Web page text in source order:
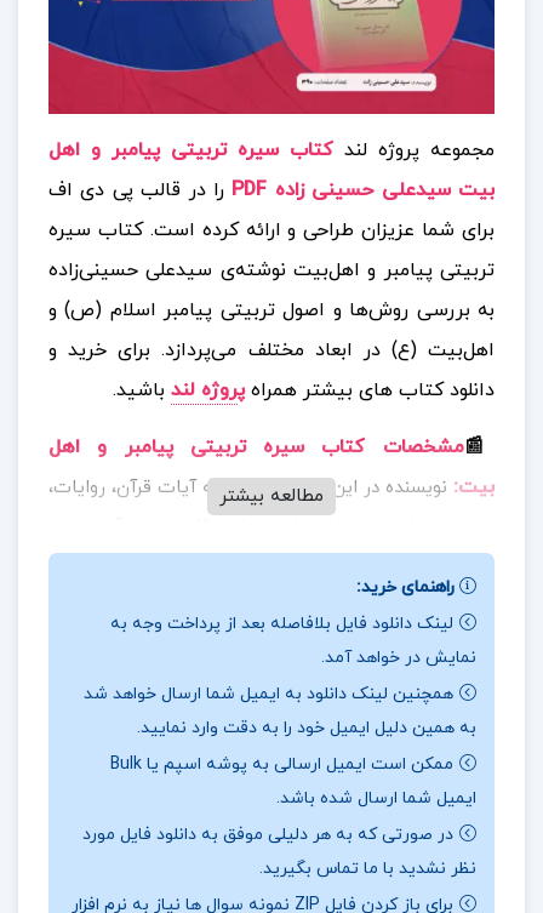
مجموعه پروژه لند کتاب سیره تربیتی پیامبر و اهل
بیت سیدعلی حسینی زاده PDF
را در قالب پی دی اف
برای شما عزیزان طراحی و ارائه کرده است. کتاب سیره
تربیتی پیامبر و اهل‌بیت نوشته‌ی سیدعلی حسینی‌زاده
به بررسی روش‌ها و اصول تربیتی پیامبر اسلام (ص) و
اهل‌بیت (ع) در ابعاد مختلف می‌پردازد. برای خرید و
دانلود کتاب های بیشتر همراهپروژه لند باشید.
📰مشخصات کتاب سیره تربیتی پیامبر و اهل
بیت: نویسنده در این اثر، با استناد به آیات قرآن، روایات،
زمینه‌های اخلاقی، اعتقادی، اجتماعی و رفتاری تحلیل کرده
است. این کتاب نشان می‌دهد که پیامبر (ص) و اهل‌بیت
جامعه، از اصول تربیتی مانند محبت، احترام، تشویق، صبر
و راهنمایی تدریجی استفاده می‌کردند.
📖بخشی از کتاب سیره تربیتی پیامبر و اهل بیت
خانواده در پرورش نسل مؤمن، و تأثیر محیط اجتماعی بر
رشد شخصیت انسان پرداخته شده است. مطالعه این اثر،
مطالعه بیشتر
راهنمای خرید:
لینک دانلود فایل بلافاصله بعد از پرداخت وجه به
نمایش در خواهد آمد.
همچنین لینک دانلود به ایمیل شما ارسال خواهد شد
به همین دلیل ایمیل خود را به دقت وارد نمایید.
ممکن است ایمیل ارسالی به پوشه اسپم یا Bulk
ایمیل شما ارسال شده باشد.
در صورتی که به هر دلیلی موفق به دانلود فایل مورد
نظر نشدید با ما تماس بگیرید.
برای باز کردن فایل ZIP نمونه سوال ها نیاز به نرم افزار